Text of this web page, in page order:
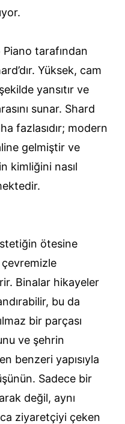
tarafından
Yüksek, cam
yansıtır ve
sunar. Shard
fazlasıdır; modern
gelmiştir ve
kimliğini nasıl
ötesine
Binalar hikayeler
bu da
bir parçası
ve şehrin
benzeri yapısıyla
Sadece bir
değil, aynı
ziyaretçiyi çeken